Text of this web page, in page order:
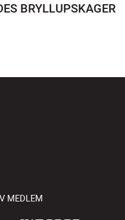
BRYLLUPSKAGER
MEDLEM